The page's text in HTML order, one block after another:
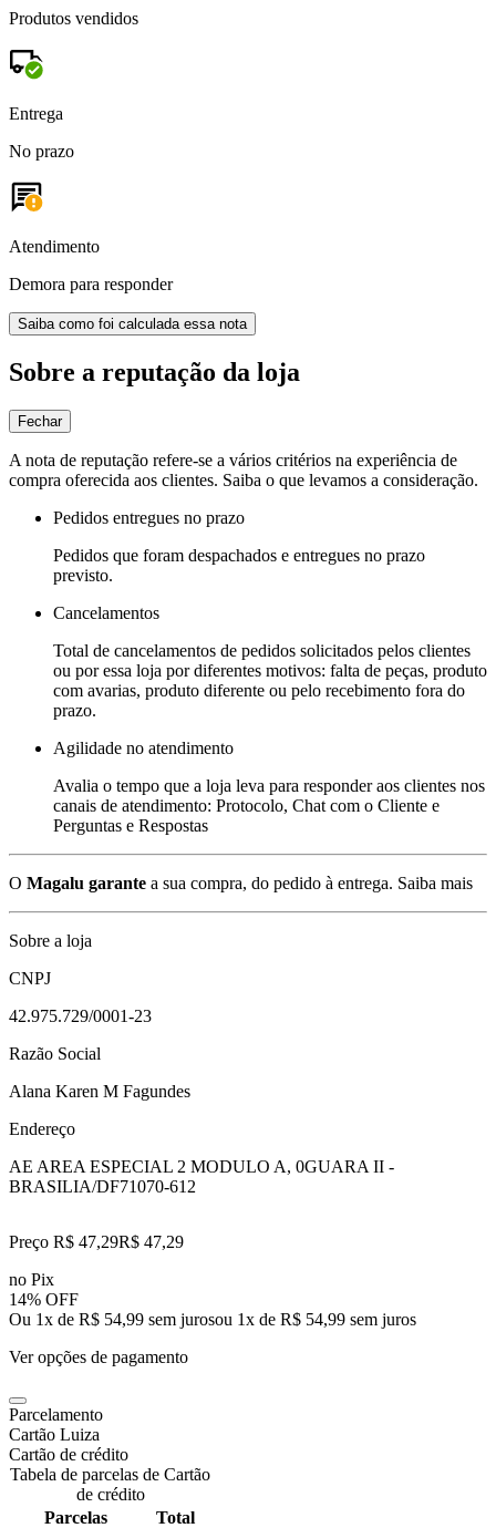
Produtos vendidos
Entrega
No prazo
Atendimento
Demora para responder
Saiba como foi calculada essa nota
Sobre a reputação da loja
Fechar
A nota de reputação refere-se a vários critérios na experiência de
compra oferecida aos clientes. Saiba o que levamos a consideração.
Pedidos entregues no prazo
Pedidos que foram despachados e entregues no prazo
previsto.
Cancelamentos
Total de cancelamentos de pedidos solicitados pelos clientes
ou por essa loja por diferentes motivos: falta de peças, produto
com avarias, produto diferente ou pelo recebimento fora do
prazo.
Agilidade no atendimento
Avalia o tempo que a loja leva para responder aos clientes nos
canais de atendimento: Protocolo, Chat com o Cliente e
Perguntas e Respostas
O Magalu garante a sua compra, do pedido à entrega. Saiba mais
Sobre a loja
CNPJ
42.975.729/0001-23
Razão Social
Alana Karen M Fagundes
Endereço
AE AREA ESPECIAL 2 MODULO A, 0GUARA II -
BRASILIA/DF71070-612
Preço R$ 47,29R$ 47,29
no Pix
14% OFF
Ou 1x de R$ 54,99 sem jurosou 1x de R$ 54,99 sem juros
Ver opções de pagamento
Parcelamento
Cartão Luiza
Cartão de crédito
Tabela de parcelas de Cartão
de crédito
Parcelas
Total